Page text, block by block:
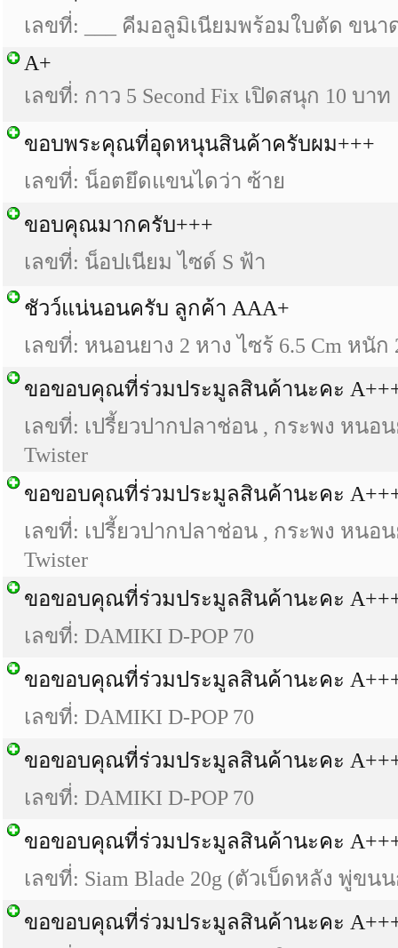
เลขที่: ___ คีมอลูมิเนียมพร้อมใบตัด ขนา
A+
เลขที่: กาว 5 Second Fix เปิดสนุก 10 บาท
ขอบพระคุณที่อุดหนุนสินค้าครับผม+++
เลขที่: น็อตยึดแขนไดว่า ซ้าย
ขอบคุณมากครับ+++
เลขที่: น็อปเนียม ไซด์ S ฟ้า
ชัวว์แน่นอนครับ ลูกค้า AAA+
เลขที่: หนอนยาง 2 หาง ไซร้ 6.5 Cm หนัก
ขอขอบคุณที่ร่วมประมูลสินค้านะคะ
เลขที่: เปรี้ยวปากปลาช่อน , กระพง หนอ
Twister
ขอขอบคุณที่ร่วมประมูลสินค้านะคะ
เลขที่: เปรี้ยวปากปลาช่อน , กระพง หนอ
Twister
ขอขอบคุณที่ร่วมประมูลสินค้านะคะ
เลขที่: DAMIKI D-POP 70
ขอขอบคุณที่ร่วมประมูลสินค้านะคะ
เลขที่: DAMIKI D-POP 70
ขอขอบคุณที่ร่วมประมูลสินค้านะคะ
เลขที่: DAMIKI D-POP 70
ขอขอบคุณที่ร่วมประมูลสินค้านะคะ
เลขที่: Siam Blade 20g (ตัวเบ็ดหลัง พู่ขน
ขอขอบคุณที่ร่วมประมูลสินค้านะคะ